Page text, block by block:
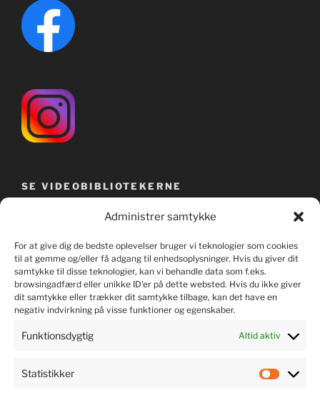
Administrer samtykke
For at give dig de bedste oplevelser bruger vi teknologier som cookies
til at gemme og/eller få adgang til enhedsoplysninger. Hvis du giver dit
samtykke til disse teknologier, kan vi behandle data som f.eks.
browsingadfærd eller unikke ID'er på dette websted. Hvis du ikke giver
dit samtykke eller trækker dit samtykke tilbage, kan det have en
negativ indvirkning på visse funktioner og egenskaber.
Funktionsdygtig Altid aktiv
Statistikker
SE VIDEOBIBLIOTEKERNE